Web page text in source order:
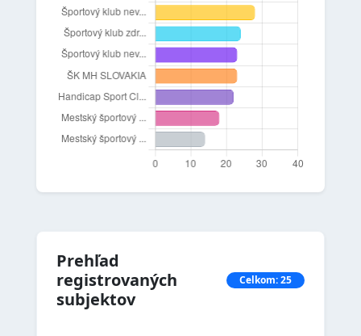
Prehľad
registrovaných
subjektov
Celkom: 25